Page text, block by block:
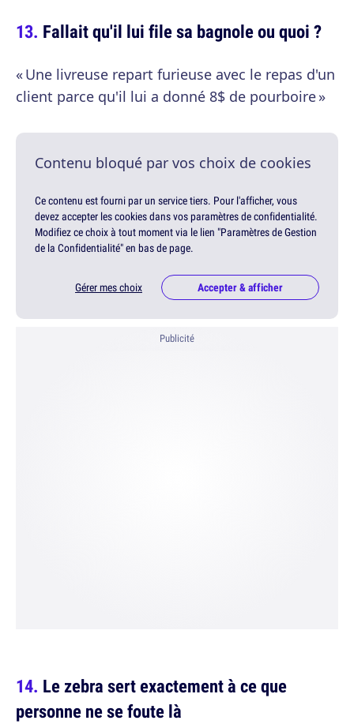
Fallait qu'il lui file sa bagnole ou quoi ?
« Une livreuse repart furieuse avec le repas d'un
client parce qu'il lui a donné 8$ de pourboire »
Contenu bloqué par vos choix de cookies
Ce contenu est fourni par un service tiers. Pour l'afficher, vous
devez accepter les cookies dans vos paramètres de confidentialité.
Modifiez ce choix à tout moment via le lien "Paramètres de Gestion
de la Confidentialité" en bas de page.
Gérer mes choix Accepter & afficher
Publicité
Le zebra sert exactement à ce que
personne ne se foute là